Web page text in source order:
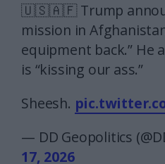
🇺🇸🇦🇫 Trump
mission in
equipment back.” He
is “kissing our ass.”
Sheesh.
— DD Geopolitics
17, 2026